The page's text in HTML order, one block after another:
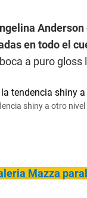
en todo el
a puro
shiny a otro
Mazza